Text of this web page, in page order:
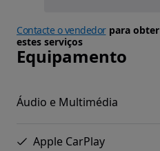
Contacte o vendedorpara obter
estes serviços
Equipamento
Áudio e Multimédia
Apple CarPlay